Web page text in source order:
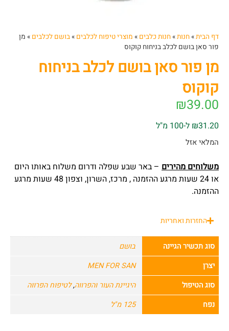
דף הבית»חנות»חנות כלבים » מוצרי טיפוח לכלבים »בושם לכלבים » מן
פור סאן בושם לכלב בניחוח קוקוס
מן פור סאן בושם לכלב בניחוח
קוקוס
₪39.00
₪31.20 ל-100 מ"ל
המלאי אזל
משלוחים מהירים – באר שבע שפלה ודרום משלוח באותו היום
או 24 שעות מרגע ההזמנה , מרכז, השרון, וצפון 48 שעות מרגע
ההזמנה.
החזרות ואחריות
סוג תכשיר הגיינה
בושם
יצרן
MEN FOR SAN
סוג הטיפול
היגיינת העור והפרווה,לטיפוח הפרווה
נפח
125 מ"ל